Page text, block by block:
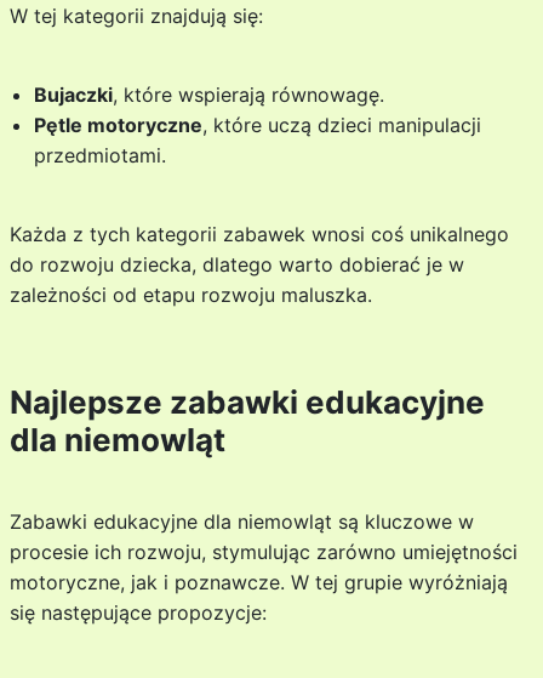
W tej kategorii znajdują się:
Bujaczki, które wspierają równowagę.
Pętle motoryczne, które uczą dzieci manipulacji
przedmiotami.
Każda z tych kategorii zabawek wnosi coś unikalnego
do rozwoju dziecka, dlatego warto dobierać je w
zależności od etapu rozwoju maluszka.
Najlepsze zabawki edukacyjne
dla niemowląt
Zabawki edukacyjne dla niemowląt są kluczowe w
procesie ich rozwoju, stymulując zarówno umiejętności
motoryczne, jak i poznawcze. W tej grupie wyróżniają
się następujące propozycje: